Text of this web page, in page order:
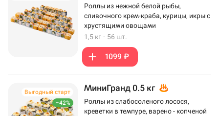
Роллы из нежной белой рыбы,
сливочного крем-краба, курицы, икры с
хрустящими овощами
1,5 кг · 56 шт.
1099 ₽
–42%
Выгодный старт МиниГранд 0.5 кг
Роллы из слабосоленого лосося,
креветки в темпуре, варено - копченой